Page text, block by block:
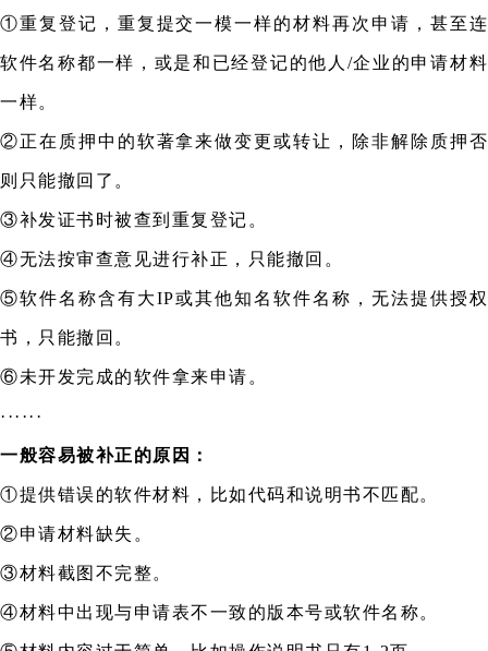
①重复登记，重复提交一模一样的材料再次申请，甚至连
软件名称都一样，或是和 已经登记的他人/企业的申请材料
一样。
②正在质押中的软著拿来做变更或转让，除非解除质押否
则只能撤回了。
③补发证书时被查到重复登记。
④无法按审查意见进行补正，只能撤回。
⑤软件名称含有大IP或其他知名软件名称，无法提供授权
书，只能撤回。
⑥未开发完成的软件拿来申请。
······
一般容易被补正的原因：
①提供错误的软件材料，比如代码和说明书不匹配。
②申请材料缺失。
③材料截图不完整。
④材料中出现与申请表不一致的版本号或软件名称。